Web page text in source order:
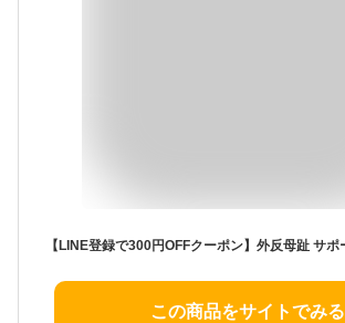
この商品をサイトでみる